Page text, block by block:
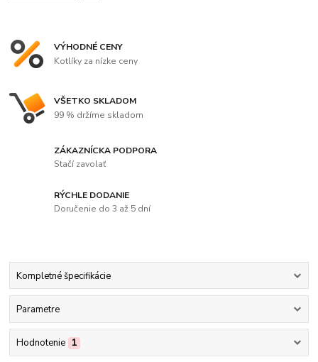
VÝHODNÉ CENY
Kotlíky za nízke ceny
VŠETKO SKLADOM
99 % držíme skladom
ZÁKAZNÍCKA PODPORA
Stačí zavolať
RÝCHLE DODANIE
Doručenie do 3 až 5 dní
Kompletné špecifikácie
Parametre
Hodnotenie 1